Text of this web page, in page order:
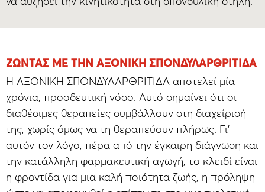
ΖΏΝΤΑΣ ΜΕ ΤΗΝ ΑΞΟΝΙΚΗ ΣΠΟΝΔΥΛΑΡΘΡΙΤΙΔΑ
Η ΑΞΟΝΙΚΗ ΣΠΟΝΔΥΛΑΡΘΡΙΤΙΔΑ αποτελεί μία
χρόνια, προοδευτική νόσο. Αυτό σημαίνει ότι οι
διαθέσιμες θεραπείες συμβάλλουν στη διαχείρισή
της, χωρίς όμως να τη θεραπεύουν πλήρως. Γι’
αυτόν τον λόγο, πέρα από την έγκαιρη διάγνωση και
την κατάλληλη φαρμακευτική αγωγή, το κλειδί είναι
η φροντίδα για μια καλή ποιότητα ζωής, η πρόληψη